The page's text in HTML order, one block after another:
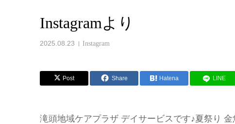
Instagramより
2025.08.23 Instagram
Post Share Hatena LINE
滝頭地域ケアプラザ デイサービスです♪夏祭り️